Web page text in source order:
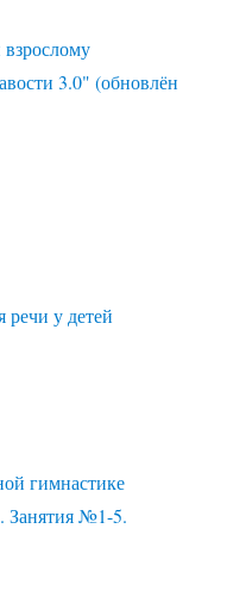
взрослому
3.0" (обновлён
речи у детей
гимнастике
Занятия №1-5.